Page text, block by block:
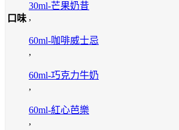
口味
30ml-芒果奶昔
,
60ml-咖啡威士忌
,
60ml-巧克力牛奶
,
60ml-紅心芭樂
,